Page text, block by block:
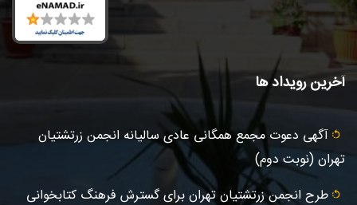
آخرین رویداد ها
آگهى دعوت مجمع همگانی عادى ساليانه انجمن زرتشتيان
تهران (نوبت دوم)
طرح انجمن زرتشتیان تهران برای گسترش فرهنگ کتابخوانی